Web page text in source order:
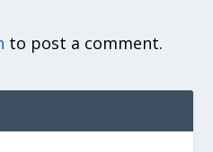
to post a comment.